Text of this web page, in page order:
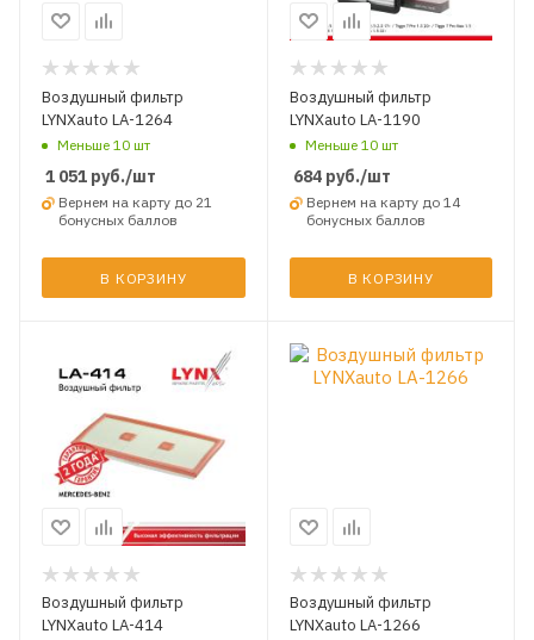
Воздушный фильтр
LYNXauto LA-1264
Меньше 10 шт
1 051 руб./шт
Вернем на карту до 21
бонусных баллов
В КОРЗИНУ
Воздушный фильтр
LYNXauto LA-1190
Меньше 10 шт
684руб./шт
Вернем на карту до 14
бонусных баллов
В КОРЗИНУ
Воздушный фильтр
LYNXauto LA-414
Воздушный фильтр
LYNXauto LA-1266